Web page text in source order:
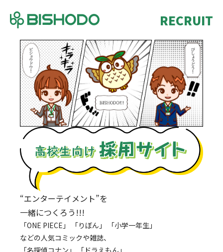
RECRUIT
“エンターテイメント”を
一緒につくろう!!!
「ONE PIECE」 「りぼん」 「小学一年生」
などの人気コミックや雑誌、
「名探偵コナン」 「ドラえもん」